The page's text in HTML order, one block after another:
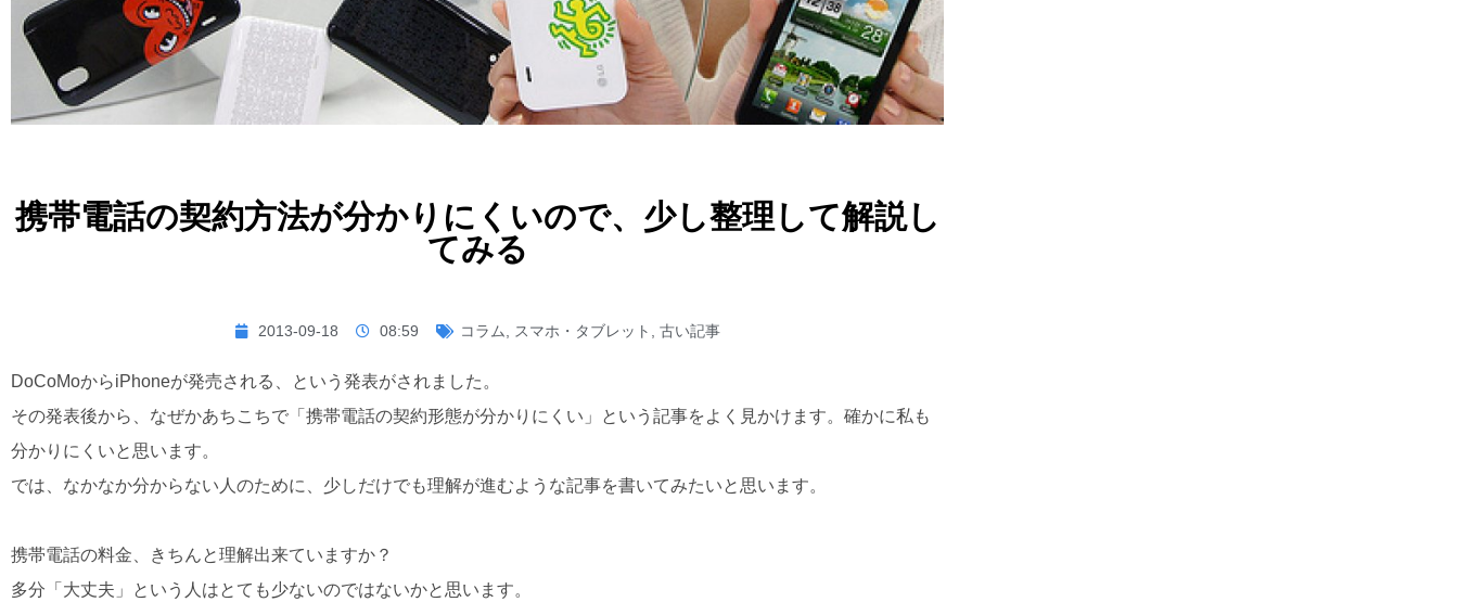
携帯電話の契約方法が分かりにくいので、少し整理して解説し
てみる
2013-09-18 08:59 コラム スマホ・タブレット 古い記事
DoCoMoからiPhoneが発売される、という発表がされました。
その発表後から、なぜかあちこちで「携帯電話の契約形態が分かりにくい」という記事をよく見かけます。確かに私も
分かりにくいと思います。
では、なかなか分からない人のために、少しだけでも理解が進むような記事を書いてみたいと思います。
携帯電話の料金、きちんと理解出来ていますか？
多分「大丈夫」という人はとても少ないのではないかと思います。